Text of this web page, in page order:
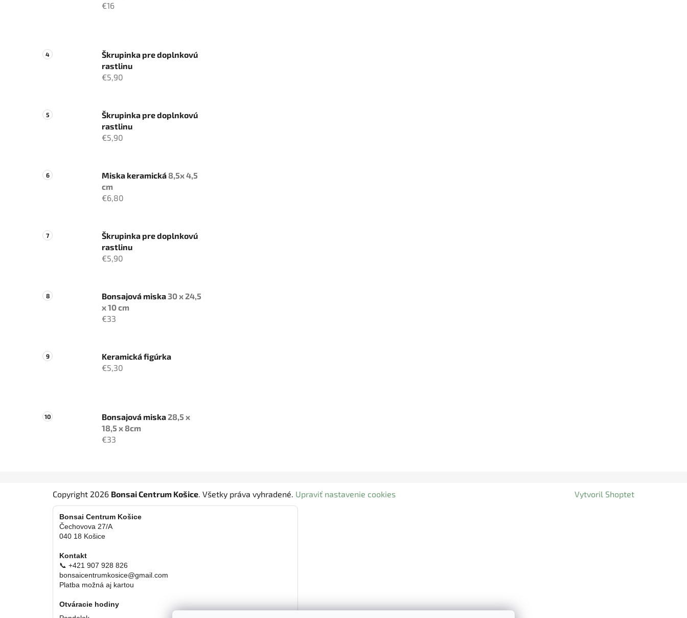
€16
Škrupinka pre doplnkovú
rastlinu
€5,90
Škrupinka pre doplnkovú
rastlinu
€5,90
Miska keramická 8,5x 4,5
cm
€6,80
Škrupinka pre doplnkovú
rastlinu
€5,90
Bonsajová miska30 x 24,5
x 10 cm
€33
Keramická figúrka
€5,30
Bonsajová miska28,5 x
18,5 x 8cm
€33
Vytvoril Shoptet
Copyright 2026 Bonsai Centrum Košice. Všetky práva vyhradené. Upraviť nastavenie cookies
Bonsai Centrum Košice
Čechovova 27/A
040 18 Košice
Kontakt
📞 +421 907 928 826
bonsaicentrumkosice@gmail.com
Platba možná aj kartou
Otváracie hodiny